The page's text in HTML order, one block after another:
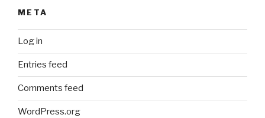
META
Log in
Entries feed
Comments feed
WordPress.org